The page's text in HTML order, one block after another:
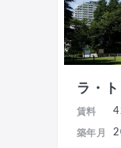
ラ・
賃料
築年月